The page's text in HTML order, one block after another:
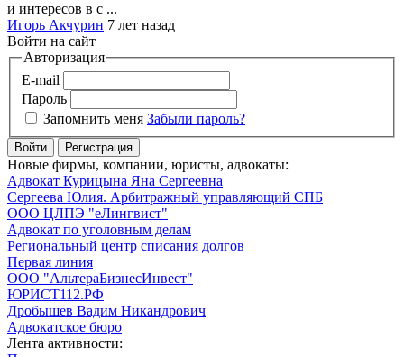
и интересов в с ...
Игорь Акчурин 7 лет назад
Войти на сайт
Авторизация
E-mail
Пароль
Запомнить меня Забыли пароль?
Войти Регистрация
Новые фирмы, компании, юристы, адвокаты:
Адвокат Курицына Яна Сергеевна
Сергеева Юлия. Арбитражный управляющий СПБ
ООО ЦЛПЭ "еЛингвист"
Адвокат по уголовным делам
Региональный центр списания долгов
Первая линия
ООО "АльтераБизнесИнвест"
ЮРИСТ112.РФ
Дробышев Вадим Никандрович
Адвокатское бюро
Лента активности: